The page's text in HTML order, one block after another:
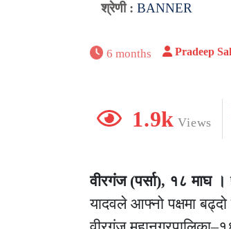
श्रेणी : BANNER
6 months Pradeep
1.9k Views
वीरगंज (पर्सा), १८ माघ ।
यादवले आफ्नो पक्षमा